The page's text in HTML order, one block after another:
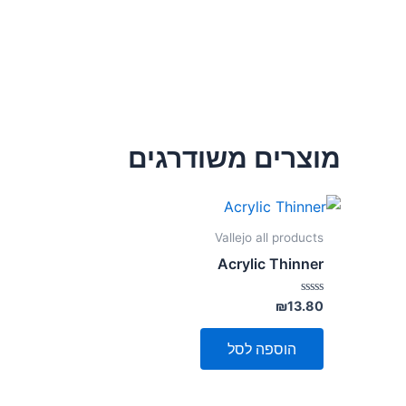
מוצרים משודרגים
Vallejo all products
Acrylic Thinner
דורג
0
מתוך
₪13.80
הוספה לסל